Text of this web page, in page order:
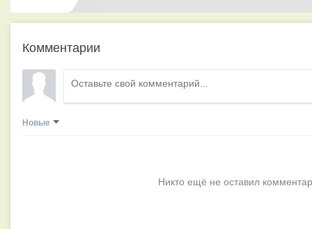
Комментарии
Новые
Никто ещё не оставил